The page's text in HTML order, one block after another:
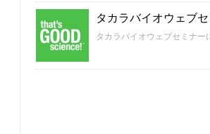
タカラバイオウェブ
タカラバイオウェブセミナー